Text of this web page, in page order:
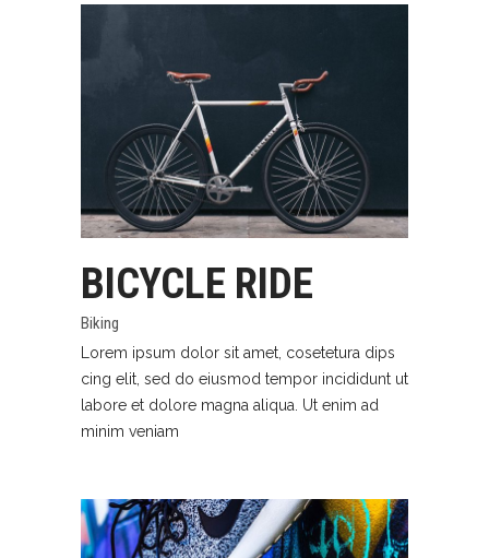
BICYCLE RIDE
Biking
Lorem ipsum dolor sit amet, cosetetura dips
cing elit, sed do eiusmod tempor incididunt ut
labore et dolore magna aliqua. Ut enim ad
minim veniam